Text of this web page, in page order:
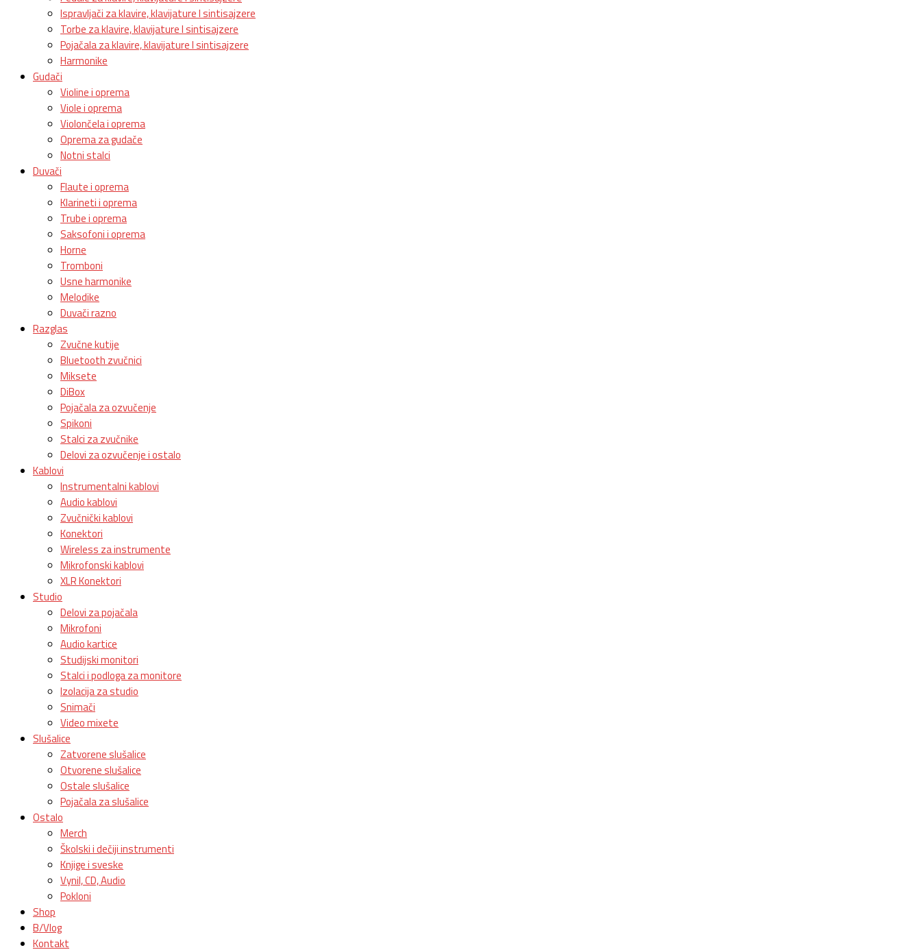
Ispravljači za klavire, klavijature I sintisajzere
Torbe za klavire, klavijature I sintisajzere
Pojačala za klavire, klavijature I sintisajzere
Harmonike
Gudači
Violine i oprema
Viole i oprema
Violončela i oprema
Oprema za gudače
Notni stalci
Duvači
Flaute i oprema
Klarineti i oprema
Trube i oprema
Saksofoni i oprema
Horne
Tromboni
Usne harmonike
Melodike
Duvači razno
Razglas
Zvučne kutije
Bluetooth zvučnici
Miksete
DiBox
Pojačala za ozvučenje
Spikoni
Stalci za zvučnike
Delovi za ozvučenje i ostalo
Kablovi
Instrumentalni kablovi
Audio kablovi
Zvučnički kablovi
Konektori
Wireless za instrumente
Mikrofonski kablovi
XLR Konektori
Studio
Delovi za pojačala
Mikrofoni
Audio kartice
Studijski monitori
Stalci i podloga za monitore
Izolacija za studio
Snimači
Video mixete
Slušalice
Zatvorene slušalice
Otvorene slušalice
Ostale slušalice
Pojačala za slušalice
Ostalo
Merch
Školski i dečiji instrumenti
Knjige i sveske
Vynil, CD, Audio
Pokloni
Shop
B/Vlog
Kontakt